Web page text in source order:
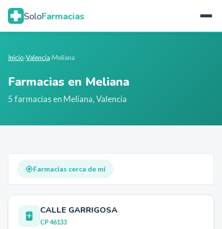
SoloFarmacias
Inicio›Valencia›Meliana
Farmacias en Meliana
5farmacias en Meliana,Valencia
Farmacias cerca de mí
CALLE GARRIGOSA
CP46133